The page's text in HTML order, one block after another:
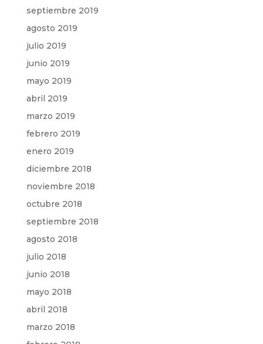
septiembre 2019
agosto 2019
julio 2019
junio 2019
mayo 2019
abril 2019
marzo 2019
febrero 2019
enero 2019
diciembre 2018
noviembre 2018
octubre 2018
septiembre 2018
agosto 2018
julio 2018
junio 2018
mayo 2018
abril 2018
marzo 2018